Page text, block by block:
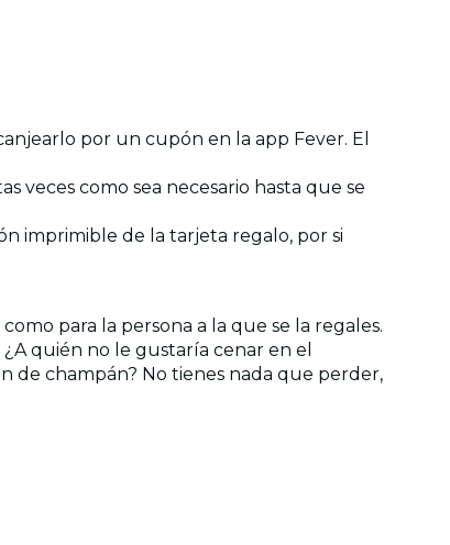
por un cupón en la app Fever. El
veces como sea necesario hasta que se
imprimible de la tarjeta regalo, por si
para la persona a la que se la regales.
quién no le gustaría cenar en el
de champán? No tienes nada que perder,